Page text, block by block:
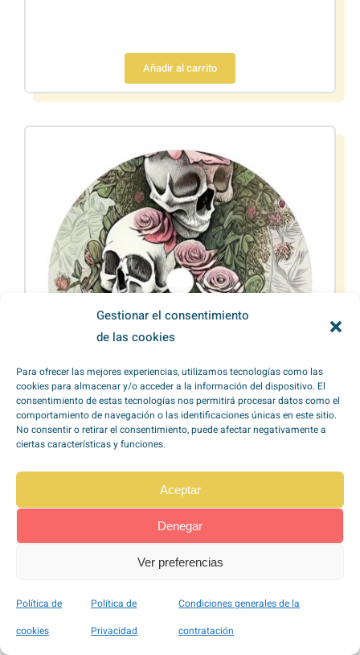
Gestionar el consentimiento
de las cookies
Para ofrecer las mejores experiencias, utilizamos tecnologías como las
cookies para almacenar y/o acceder a la información del dispositivo. El
consentimiento de estas tecnologías nos permitirá procesar datos como el
comportamiento de navegación o las identificaciones únicas en este sitio.
No consentir o retirar el consentimiento, puede afectar negativamente a
ciertas características y funciones.
Aceptar
Denegar
Ver preferencias
Política de
cookies
Política de
Privacidad
Condiciones generales de la
contratación
Añadir al carrito
Pegatina Sensor Calaveras Modelo 044
1,20€ Hay existencias
Favorito